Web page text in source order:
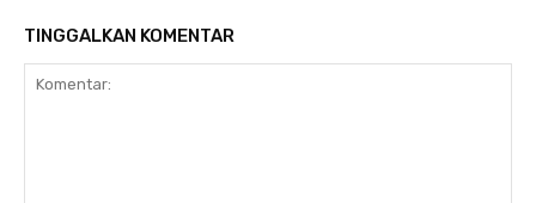
TINGGALKAN KOMENTAR